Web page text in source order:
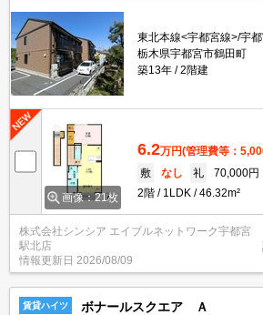
東北本線<宇都宮線>/宇
栃木県宇都宮市鶴田町
築13年
2階建
画像：21枚
6.2万円(管理費等：
敷
なし 礼
70,000円
2階
1LDK 46.32m²
株式会社シンシア エイブルネットワーク宇都宮
駅北店
情報更新日 2026/08/09
賃貸ハイツ ボナールスクエア Ａ